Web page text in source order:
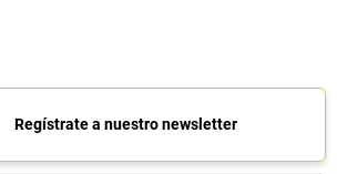
Regístrate a nuestro newsletter